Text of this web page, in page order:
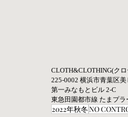
CLOTH&CLOTHING(ク
225-0002 横浜市青葉区
第一みなもとビル 2-C
東急田園都市線 たまプ
2022年秋冬NO